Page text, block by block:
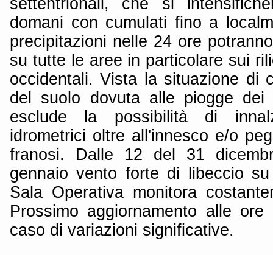
domani con cumulati fino a
precipitazioni nelle 24 ore
su tutte le aree in particolare sui
occidentali. Vista la situazione di
del suolo dovuta alle piogge
esclude la possibilità di
idrometrici oltre all'innesco e/o
franosi. Dalle 12 del 31
gennaio vento forte di libeccio
Sala Operativa monitora
Prossimo aggiornamento alle
caso di variazioni significative.